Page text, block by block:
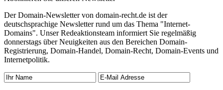
Der Domain-Newsletter von domain-recht.de ist der
deutschsprachige Newsletter rund um das Thema "Internet-
Domains". Unser Redeaktionsteam informiert Sie regelmäßig
donnerstags über Neuigkeiten aus den Bereichen Domain-
Registrierung, Domain-Handel, Domain-Recht, Domain-Events und
Internetpolitik.